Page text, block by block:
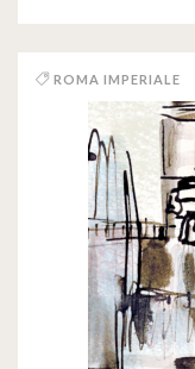
ROMA IMPERIALE